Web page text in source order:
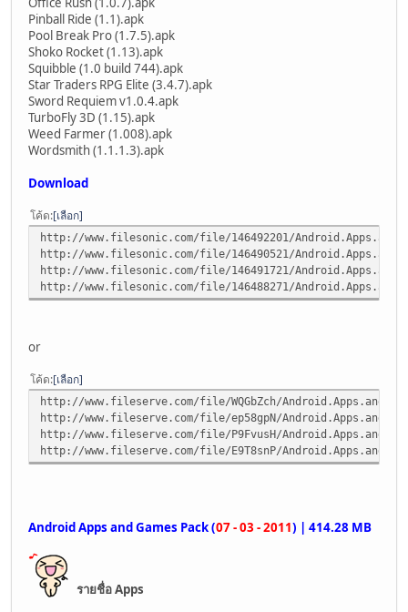
Pinball Ride (1.1).apk
Pool Break Pro (1.7.5).apk
Shoko Rocket (1.13).apk
Squibble (1.0 build 744).apk
Star Traders RPG Elite (3.4.7).apk
Sword Requiem v1.0.4.apk
TurboFly 3D (1.15).apk
Weed Farmer (1.008).apk
Wordsmith (1.1.1.3).apk
Download
โค้ด เลือก
http://www.filesonic.com/file/146492201/
http://www.filesonic.com/file/146490521/
http://www.filesonic.com/file/146491721/
http://www.filesonic.com/file/146488271/
or
โค้ด เลือก
http://www.fileserve.com/file/WQGbZch/
http://www.fileserve.com/file/ep58gpN/
http://www.fileserve.com/file/P9FvusH/
http://www.fileserve.com/file/E9T8snP/
Android Apps and Games Pack (07 - 03 - 2011) | 414.28 MB
รายชื่อ Apps